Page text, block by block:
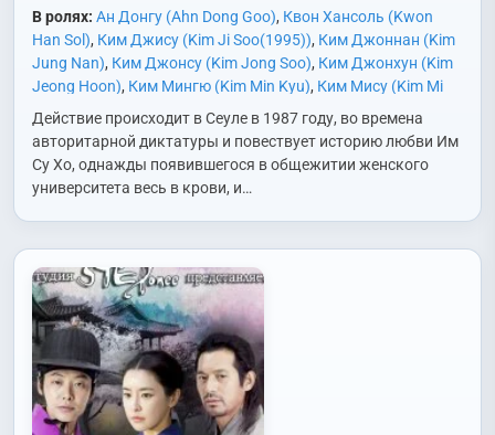
В ролях: Ан Донгу (Ahn Dong Goo), Квон Хансоль (Kwon
Han Sol), Ким Джису (Kim Ji Soo(1995)), Ким Джоннан (Kim
Jung Nan), Ким Джонсу (Kim Jong Soo), Ким Джонхун (Kim
Jeong Hoon), Ким Мингю (Kim Min Kyu), Ким Мису (Kim Mi
Soo)
Ким Сохён (Kim Seo Hyun)
Ким Сынхва (Kim Seung
Ким Хеюн (Kim Hye Yoon)
Ли Джонхён (Lee Jong
Hyun)
Ли Хварён (Lee Hwa Ryong) ,Нам Миджон (Nam Mi
Jung)
Пэ Мёнджин (Bae Myung Jin)
Джунхо (Heo Joon Ho),Хо Намджун (Heo Nam Jun),Чан
Инсоп (Jang In Sub),Чан Сынджо (Jang Seung Jo),Чи
Ыйджон (Ji Ui Jung),Чо Ёнхо (Jo Yeon Ho)
Seo),Чон Мусон (Jeon Mu-Song)
Чон Хеён (Jung Hye Young),Чон Хэин (Jung Hae In)
Эри (Jung Ae Ri),Чон Юджин (Jeong Eu Gene)
(Jun Jung Il),Чхве Гёнхун (Choi Kyung Hoon)
(Choi Hee Jin),Чхве Юндже (Choi Yoon Je)
Na),Юн Сеа (Yoon Se Ah)
Действие происходит в Сеуле в 1987 году, во времена
авторитарной диктатуры и повествует историю любви Им
Су Хо, однажды появившегося в общежитии женского
университета весь в крови, и…